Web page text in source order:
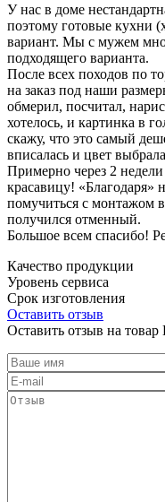
У нас в доме
поэтому готовые кухни
вариант. Мы с мужем
подходящего варианта.
После всех походов по
на заказ под наши
обмерил, посчитал,
хотелось, и картинка в
скажу, что это самый
вписалась и цвет
Примерно через 2
красавицу!
помучиться с монтажом
получился отменный.
Большое всем спасибо!
Качество продукции
Уровень сервиса
Срок изготовления
Оставить отзыв
Оставить отзыв на товар